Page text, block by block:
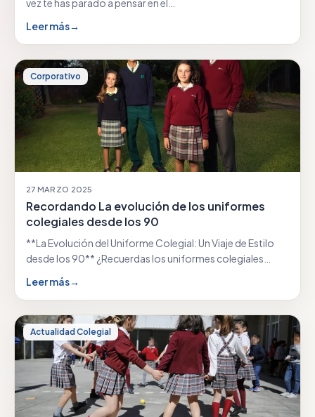
Leer más→
Corporativo
27 MARZO 2025
Recordando La evolución de los uniformes
colegiales desde los 90
**La Evolución del Uniforme Colegial: Un Viaje de Estilo
desde los 90** ¿Recuerdas los uniformes colegiales…
Leer más→
Actualidad Colegial